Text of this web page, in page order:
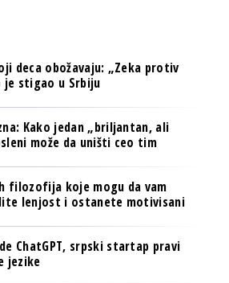
deca obožavaju: „Zeka protiv
je stigao u Srbiju
Kako jedan „briljantan, ali
može da uništi ceo tim
filozofija koje mogu da vam
lenjost i ostanete motivisani
ChatGPT, srpski startap pravi
jezike